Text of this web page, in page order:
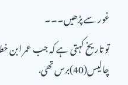
غور سے پڑھیں۔۔۔
تو تاریخ کہتی ہے کہ جب عمر ابن
چالیس(40)برس تھی.